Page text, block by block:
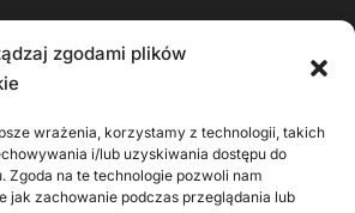
zgodami plików
wrażenia, korzystamy z technologii, takich
i/lub uzyskiwania dostępu do
Zgoda na te technologie pozwoli nam
jak zachowanie podczas przeglądania lub